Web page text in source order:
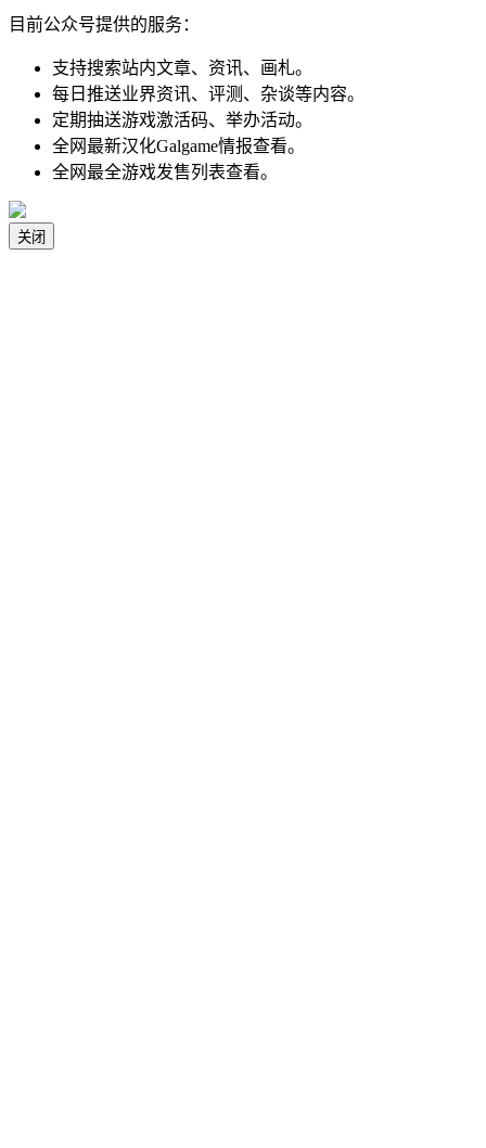
目前公众号提供的服务：
支持搜索站内文章、资讯、画札。
每日推送业界资讯、评测、杂谈等内容。
定期抽送游戏激活码、举办活动。
全网最新汉化Galgame情报查看。
全网最全游戏发售列表查看。
关闭